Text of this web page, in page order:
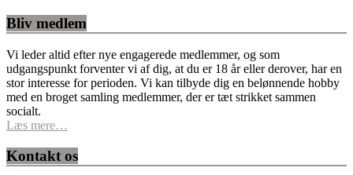
Bliv medlem
Vi leder altid efter nye engagerede medlemmer, og som
udgangspunkt forventer vi af dig, at du er 18 år eller derover, har en
stor interesse for perioden. Vi kan tilbyde dig en belønnende hobby
med en broget samling medlemmer, der er tæt strikket sammen
socialt.
Læs mere…
Kontakt os